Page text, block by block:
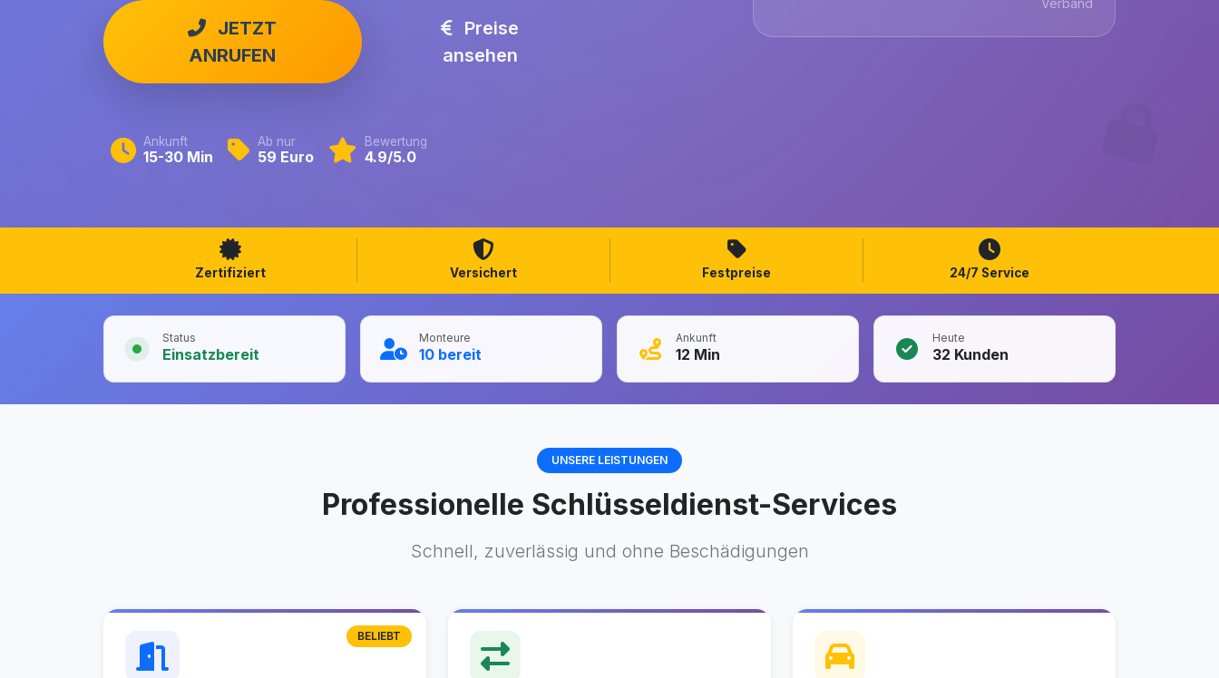
JETZT
ANRUFEN
Preise
ansehen
Ankunft
15-30 Min
Ab nur
59 Euro
Bewertung
4.9/5.0
Verband
Zertifiziert Versichert Festpreise 24/7 Service
Status
Einsatzbereit
Monteure
10 bereit
Ankunft
12 Min
Heute
32 Kunden
UNSERE LEISTUNGEN
Professionelle Schlüsseldienst-Services
Schnell, zuverlässig und ohne Beschädigungen
BELIEBT